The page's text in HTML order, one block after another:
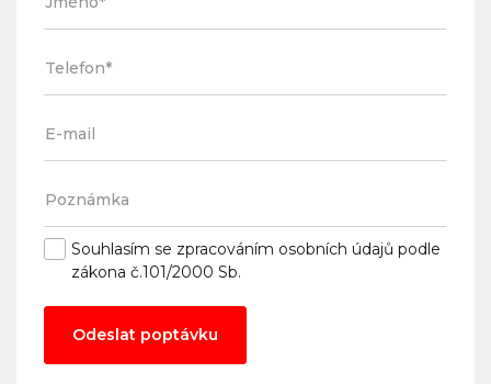
Souhlasím se zpracováním osobních údajů podle
zákona č.101/2000 Sb.
Odeslat poptávku